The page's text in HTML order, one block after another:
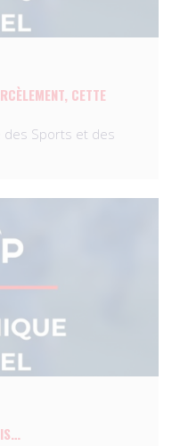
CETTE
des Sports et des